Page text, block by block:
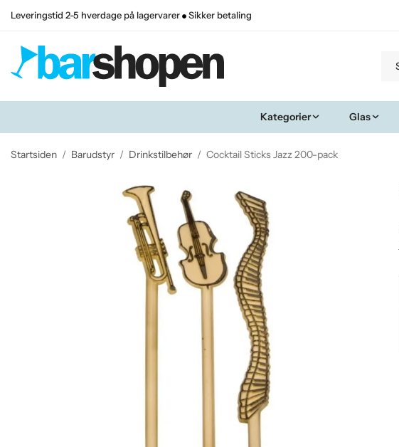
Leveringstid 2-5 hverdage på lagervarer Sikker betaling
Kategorier Glas
Startsiden / Barudstyr / Drinkstilbehør / Cocktail Sticks Jazz 200-pack